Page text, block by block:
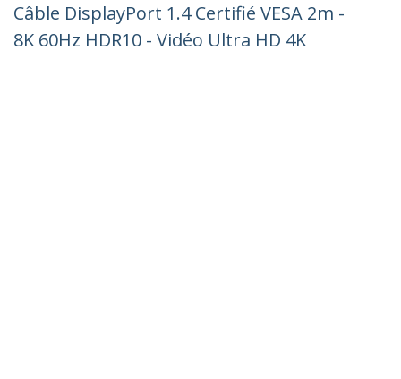
Câble DisplayPort 1.4 Certifié VESA 2m -
8K 60Hz HDR10 - Vidéo Ultra HD 4K